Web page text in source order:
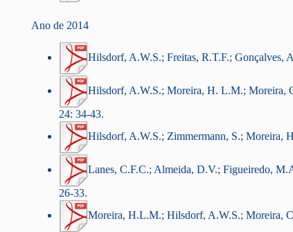
Ano de 2014
Hilsdorf, A.W.S.; Freitas, R.T.F.; Gonçalves,
Hilsdorf, A.W.S.; Moreira, H. L.M.; Moreira,
24: 34-43.
Hilsdorf, A.W.S.; Zimmermann, S.; Moreira,
Lanes, C.F.C.; Almeida, D.V.; Figueiredo,
26-33.
Moreira, H.L.M.; Hilsdorf, A.W.S.; Moreira,